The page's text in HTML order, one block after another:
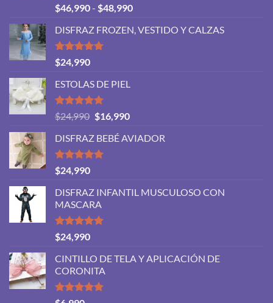
Valorado
con
de 5
$46,990- $48,990Rango
precios:
DISFRAZ FROZEN, VESTIDO Y CALZAS
Valorado
con
de 5
$24,990
ESTOLAS DE PIEL
Valorado
con
de 5
$24,990 El
original
era:
$16,990El
actual
DISFRAZ BEBÉ AVIADOR
Valorado
con
de 5
$24,990
DISFRAZ INFANTIL MUSCULOSO CON
MASCARA
Valorado
con
de 5
$24,990
CINTILLO DE TELA Y APLICACIÓN DE
CORONITA
Valorado